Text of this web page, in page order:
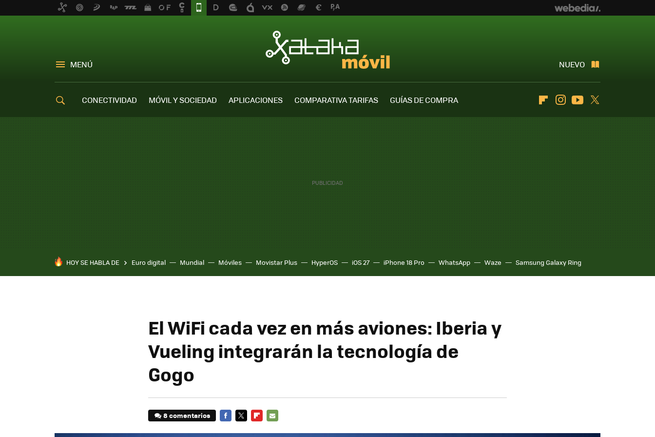
MENÚ NUEVO
CONECTIVIDAD MÓVIL Y SOCIEDAD APLICACIONES COMPARATIVA TARIFAS
GUÍAS DE COMPRA
FlipboardInstagramYoutube
HOY SE HABLA DE Euro digital Mundial Móviles Movistar Plus HyperOS iOS 27 iPhone 18 Pro WhatsApp Waze Samsung Galaxy Ring
El WiFi cada vez en más aviones: Iberia y
Vueling integrarán la tecnología de
Gogo
8 comentarios